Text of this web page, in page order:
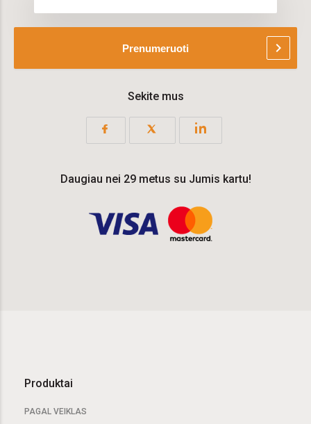
Prenumeruoti chevron_right
Sekite mus
Daugiau nei 29 metus su Jumis kartu!
Produktai
PAGAL VEIKLAS